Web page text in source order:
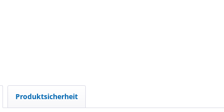
Produktsicherheit